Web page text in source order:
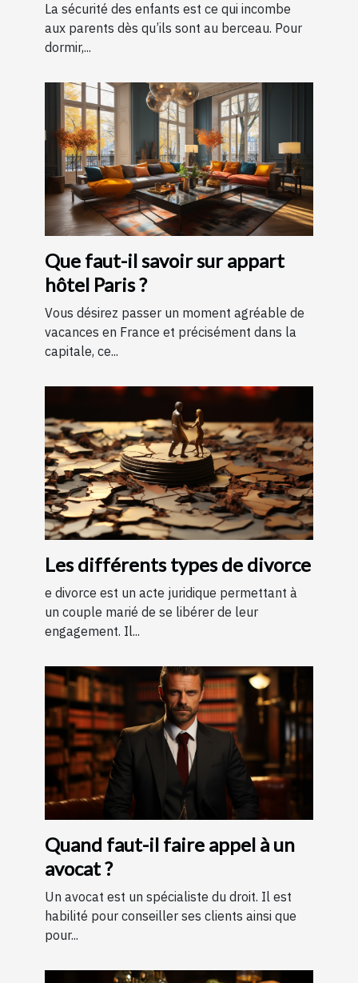
La sécurité des enfants est ce qui incombe
aux parents dès qu’ils sont au berceau. Pour
dormir,...
Que faut-il savoir sur appart
hôtel Paris ?
Vous désirez passer un moment agréable de
vacances en France et précisément dans la
capitale, ce...
Les différents types de divorce
e divorce est un acte juridique permettant à
un couple marié de se libérer de leur
engagement. Il...
Quand faut-il faire appel à un
avocat ?
Un avocat est un spécialiste du droit. Il est
habilité pour conseiller ses clients ainsi que
pour...